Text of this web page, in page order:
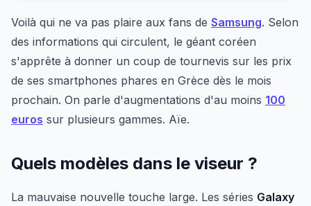
Voilà qui ne va pas plaire aux fans de Samsung. Selon
des informations qui circulent, le géant coréen
s'apprête à donner un coup de tournevis sur les prix
de ses smartphones phares en Grèce dès le mois
prochain. On parle d'augmentations d'au moins 100
euros sur plusieurs gammes. Aïe.
Quels modèles dans le viseur ?
La mauvaise nouvelle touche large. Les séries Galaxy